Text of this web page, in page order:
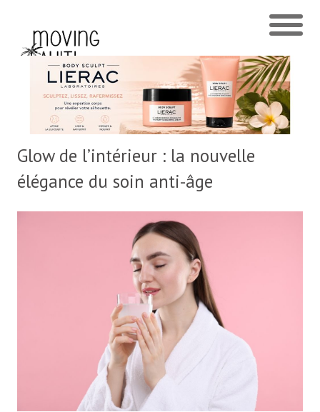
Glow de l’intérieur : la nouvelle
élégance du soin anti-âge